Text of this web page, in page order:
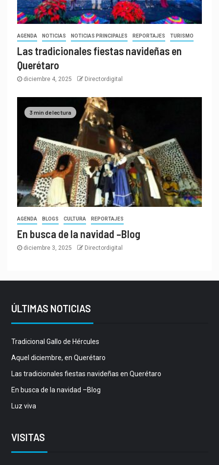
AGENDA NOTICIAS NOTICIAS PRINCIPALES REPORTAJES TURISMO
Las tradicionales fiestas navideñas en
Querétaro
diciembre 4, 2025 Directordigital
3 min de lectura
AGENDA BLOGS CULTURA REPORTAJES
En busca de la navidad –Blog
diciembre 3, 2025 Directordigital
ÚLTIMAS NOTICIAS
Tradicional Gallo de Hércules
Aquel diciembre, en Querétaro
Las tradicionales fiestas navideñas en Querétaro
En busca de la navidad –Blog
Luz viva
VISITAS